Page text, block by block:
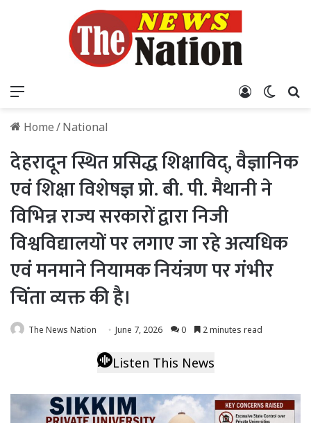
Log In
Home/National
देहरादून स्थित प्रसिद्ध शिक्षाविद्, वैज्ञानिक
एवं शिक्षा विशेषज्ञ प्रो. बी. पी. मैथानी ने
विभिन्न राज्य सरकारों द्वारा निजी
विश्वविद्यालयों पर लगाए जा रहे अत्यधिक
एवं मनमाने नियामक नियंत्रण पर गंभीर
चिंता व्यक्त की है।
The News Nation June 7, 2026 0 2 minutes read
Listen This News